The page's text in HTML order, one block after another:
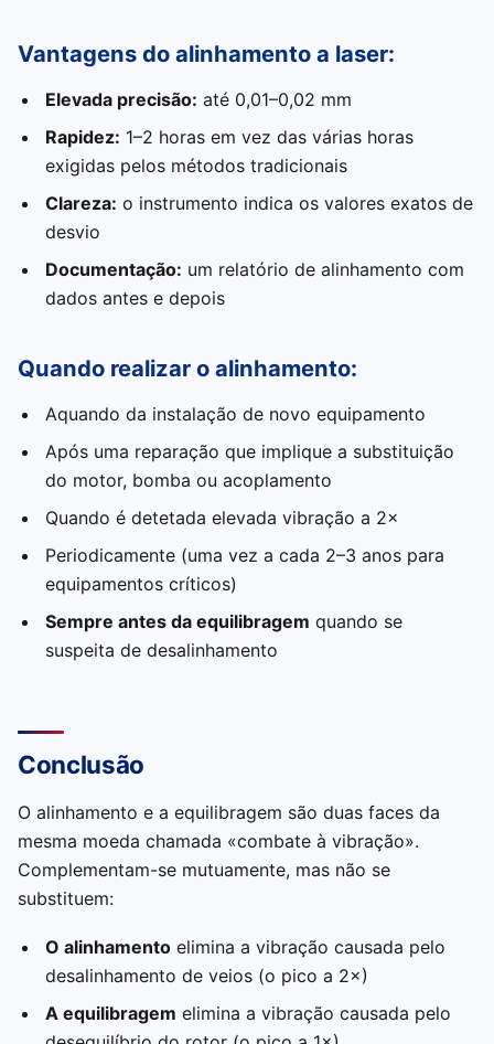
Vantagens do alinhamento a laser:
Elevada precisão: até 0,01–0,02 mm
Rapidez: 1–2 horas em vez das várias horas
exigidas pelos métodos tradicionais
Clareza: o instrumento indica os valores exatos de
desvio
Documentação: um relatório de alinhamento com
dados antes e depois
Quando realizar o alinhamento:
Aquando da instalação de novo equipamento
Após uma reparação que implique a substituição
do motor, bomba ou acoplamento
Quando é detetada elevada vibração a 2×
Periodicamente (uma vez a cada 2–3 anos para
equipamentos críticos)
Sempre antes da equilibragem quando se
suspeita de desalinhamento
Conclusão
O alinhamento e a equilibragem são duas faces da
mesma moeda chamada «combate à vibração».
Complementam-se mutuamente, mas não se
substituem:
O alinhamentoelimina a vibração causada pelo
desalinhamento de veios (o pico a 2×)
A equilibragem elimina a vibração causada pelo